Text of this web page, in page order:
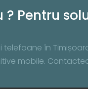
? Pentru
în
mobile.